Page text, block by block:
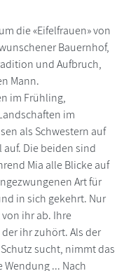
die «Eifelfrauen» von
Bauernhof,
und Aufbruch,
Mann.
im Frühling,
im
als Schwestern auf
Die beiden sind
Mia alle Blicke auf
Art für
in sich gekehrt. Nur
ihr ab. Ihre
ihr zuhört. Als der
sucht, nimmt das
... Nach